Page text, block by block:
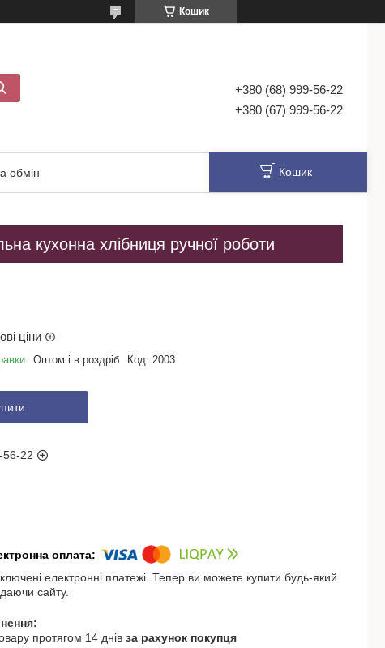
Кошик
+380 (68) 999-56-22
+380 (67) 999-56-22
обмін Кошик
кухонна хлібниця ручної роботи
ціни
Оптом і в роздріб Код: 2003
56-22
електронні платежі. Тепер ви можете купити будь-який
сайту.
протягом 14 днів за рахунок покупця